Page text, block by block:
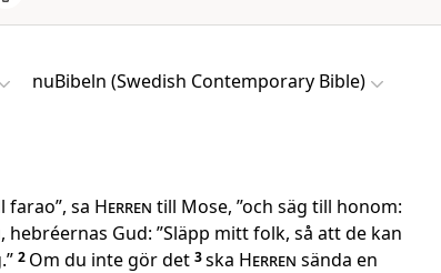
nuBibeln (Swedish Contemporary Bible)
farao”, sa Herren till Mose, ”och säg till honom:
, hebréernas Gud: ”Släpp mitt folk, så att de kan
2 Om du inte gör det 3ska Herren sända en